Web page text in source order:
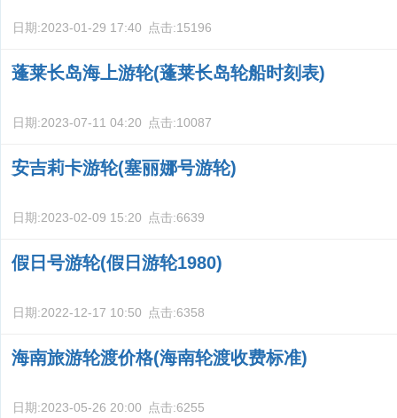
日期:2023-01-29 17:40 点击:15196
蓬莱长岛海上游轮(蓬莱长岛轮船时刻表)
日期:2023-07-11 04:20 点击:10087
安吉莉卡游轮(塞丽娜号游轮)
日期:2023-02-09 15:20 点击:6639
假日号游轮(假日游轮1980)
日期:2022-12-17 10:50 点击:6358
海南旅游轮渡价格(海南轮渡收费标准)
日期:2023-05-26 20:00 点击:6255